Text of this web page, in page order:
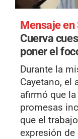
Mensaje en
Cuerva
poner el
Durante la
Cayetano, el
afirmó que
promesas
que el
expresión